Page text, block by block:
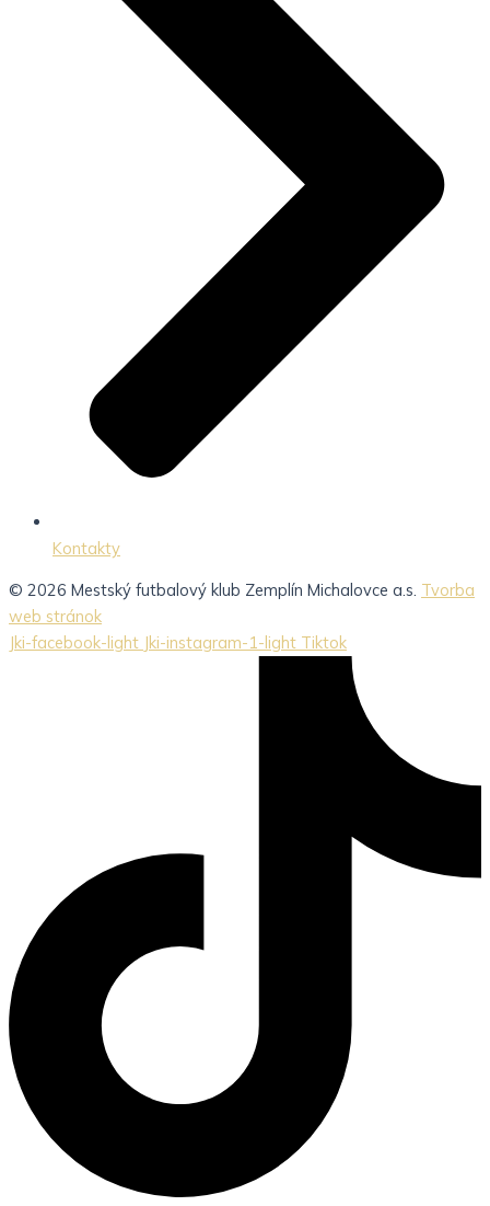
Kontakty
© 2026 Mestský futbalový klub Zemplín Michalovce a.s. Tvorba
web stránok
Jki-facebook-light Jki-instagram-1-light Tiktok